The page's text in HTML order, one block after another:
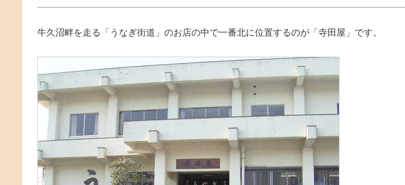
牛久沼畔を走る「うなぎ街道」のお店の中で一番北に位置するのが「寺田屋」です。